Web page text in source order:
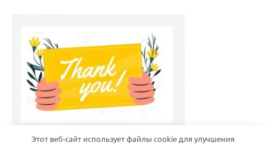
Этот веб-сайт использует файлы cookie для улучшения